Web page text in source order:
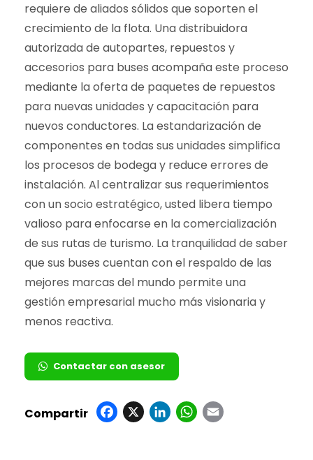
requiere de aliados sólidos que soporten el
crecimiento de la flota. Una distribuidora
autorizada de autopartes, repuestos y
accesorios para buses acompaña este proceso
mediante la oferta de paquetes de repuestos
para nuevas unidades y capacitación para
nuevos conductores. La estandarización de
componentes en todas sus unidades simplifica
los procesos de bodega y reduce errores de
instalación. Al centralizar sus requerimientos
con un socio estratégico, usted libera tiempo
valioso para enfocarse en la comercialización
de sus rutas de turismo. La tranquilidad de saber
que sus buses cuentan con el respaldo de las
mejores marcas del mundo permite una
gestión empresarial mucho más visionaria y
menos reactiva.
Contactar con asesor
Compartir Facebook
X LinkedIn